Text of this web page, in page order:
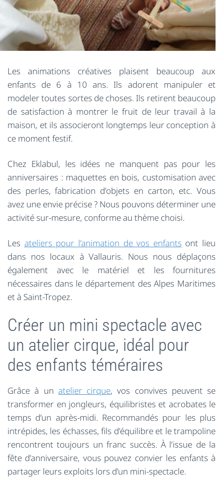
Les animations créatives plaisent beaucoup aux
enfants de 6 à 10 ans. Ils adorent manipuler et
modeler toutes sortes de choses. Ils retirent beaucoup
de satisfaction à montrer le fruit de leur travail à la
maison, et ils associeront longtemps leur conception à
ce moment festif.
Chez Eklabul, les idées ne manquent pas pour les
anniversaires : maquettes en bois, customisation avec
des perles, fabrication d’objets en carton, etc. Vous
avez une envie précise ? Nous pouvons déterminer une
activité sur-mesure, conforme au thème choisi.
Les ateliers pour l’animation de vos enfantsont lieu
dans nos locaux à Vallauris. Nous nous déplaçons
également avec le matériel et les fournitures
nécessaires dans le département des Alpes Maritimes
et à Saint-Tropez.
Créer un mini spectacle avec
un atelier cirque, idéal pour
des enfants téméraires
Grâce à un atelier cirque, vos convives peuvent se
transformer en jongleurs, équilibristes et acrobates le
temps d’un après-midi. Recommandés pour les plus
intrépides, les échasses, fils d’équilibre et le trampoline
rencontrent toujours un franc succès. À l’issue de la
fête d’anniversaire, vous pouvez convier les enfants à
partager leurs exploits lors d’un mini-spectacle.